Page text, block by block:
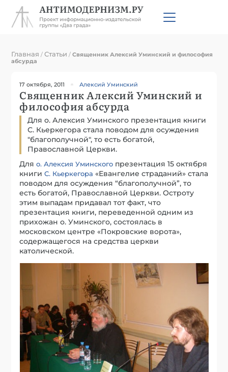
Главная /Статьи /Священник Алексий Уминский и философия
абсурда
17 октября, 2011 Алексий Уминский
Священник Алексий Уминский и
философия абсурда
Для о. Алексия Уминского презентация книги
С. Кьеркегора стала поводом для осуждения
"благополучной", то есть богатой,
Православной Церкви.
Дляо. Алексия Уминского презентация 15 октября
книгиС. Кьеркегора «Евангелие страданий» стала
поводом для осуждения “благополучной”, то
есть богатой, Православной Церкви. Остроту
этим выпадам придавал тот факт, что
презентация книги, переведенной одним из
прихожан о. Уминского, состоялась в
московском центре «Покровские ворота»,
содержащегося на средства церкви
католической.